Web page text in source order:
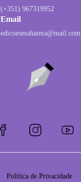
(+351) 967319952
Email
edicoesmahatma@mail.com
Política de Privacidade